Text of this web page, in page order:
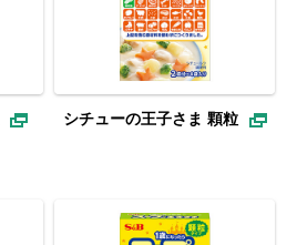
シチューの王子さま 顆粒